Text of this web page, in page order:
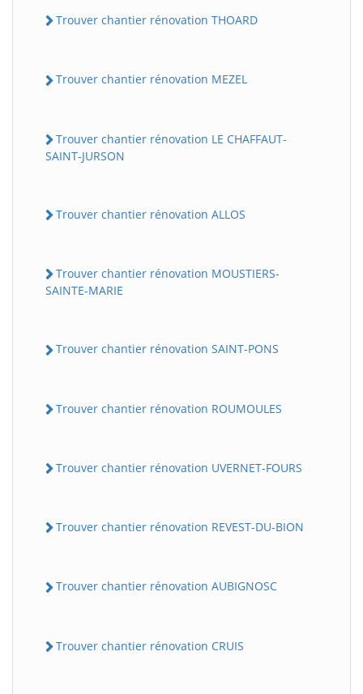
Trouver chantier rénovation THOARD
Trouver chantier rénovation MEZEL
Trouver chantier rénovation LE CHAFFAUT-
SAINT-JURSON
Trouver chantier rénovation ALLOS
Trouver chantier rénovation MOUSTIERS-
SAINTE-MARIE
Trouver chantier rénovation SAINT-PONS
Trouver chantier rénovation ROUMOULES
Trouver chantier rénovation UVERNET-FOURS
Trouver chantier rénovation REVEST-DU-BION
Trouver chantier rénovation AUBIGNOSC
Trouver chantier rénovation CRUIS